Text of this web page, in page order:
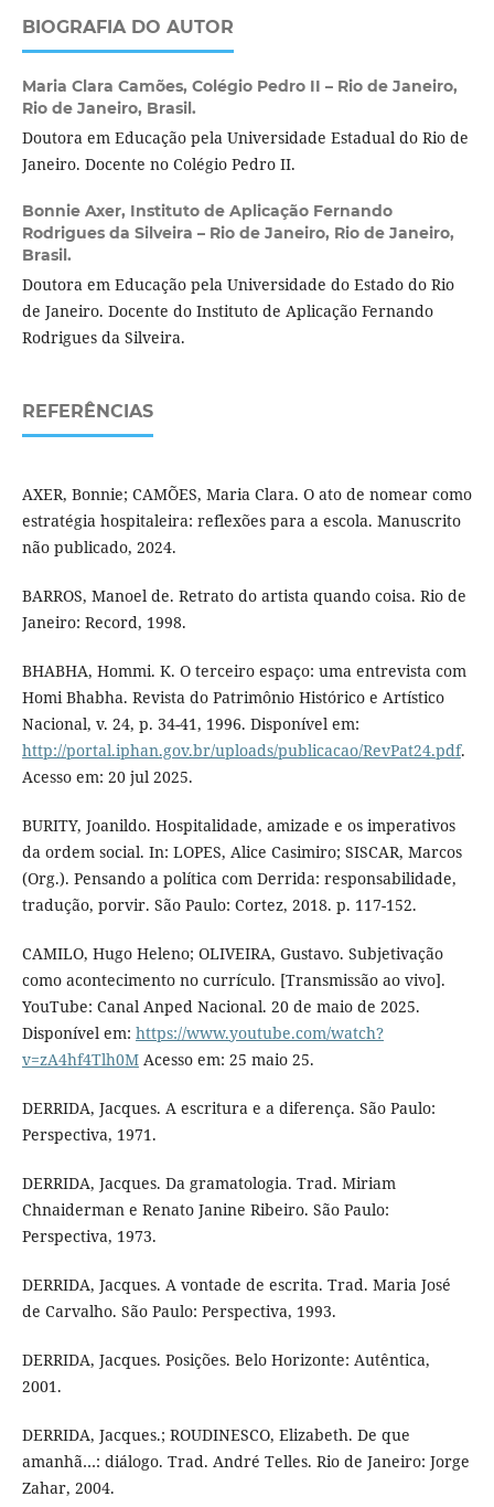
BIOGRAFIA DO AUTOR
Maria Clara Camões, Colégio Pedro II – Rio de Janeiro,
Rio de Janeiro, Brasil.
Doutora em Educação pela Universidade Estadual do Rio de
Janeiro. Docente no Colégio Pedro II.
Bonnie Axer, Instituto de Aplicação Fernando
Rodrigues da Silveira – Rio de Janeiro, Rio de Janeiro,
Brasil.
Doutora em Educação pela Universidade do Estado do Rio
de Janeiro. Docente do Instituto de Aplicação Fernando
Rodrigues da Silveira.
REFERÊNCIAS
AXER, Bonnie; CAMÕES, Maria Clara. O ato de nomear como
estratégia hospitaleira: reflexões para a escola. Manuscrito
não publicado, 2024.
BARROS, Manoel de. Retrato do artista quando coisa. Rio de
Janeiro: Record, 1998.
BHABHA, Hommi. K. O terceiro espaço: uma entrevista com
Homi Bhabha. Revista do Patrimônio Histórico e Artístico
Nacional, v. 24, p. 34-41, 1996. Disponível em:
http://portal.iphan.gov.br/uploads/publicacao/RevPat24.pdf.
Acesso em: 20 jul 2025.
BURITY, Joanildo. Hospitalidade, amizade e os imperativos
da ordem social. In: LOPES, Alice Casimiro; SISCAR, Marcos
(Org.). Pensando a política com Derrida: responsabilidade,
tradução, porvir. São Paulo: Cortez, 2018. p. 117-152.
CAMILO, Hugo Heleno; OLIVEIRA, Gustavo. Subjetivação
como acontecimento no currículo. [Transmissão ao vivo].
YouTube: Canal Anped Nacional. 20 de maio de 2025.
Disponível em: https://www.youtube.com/watch?
v=zA4hf4Tlh0MAcesso em: 25 maio 25.
DERRIDA, Jacques. A escritura e a diferença. São Paulo:
Perspectiva, 1971.
DERRIDA, Jacques. Da gramatologia. Trad. Miriam
Chnaiderman e Renato Janine Ribeiro. São Paulo:
Perspectiva, 1973.
DERRIDA, Jacques. A vontade de escrita. Trad. Maria José
de Carvalho. São Paulo: Perspectiva, 1993.
DERRIDA, Jacques. Posições. Belo Horizonte: Autêntica,
2001.
DERRIDA, Jacques.; ROUDINESCO, Elizabeth. De que
amanhã…: diálogo. Trad. André Telles. Rio de Janeiro: Jorge
Zahar, 2004.